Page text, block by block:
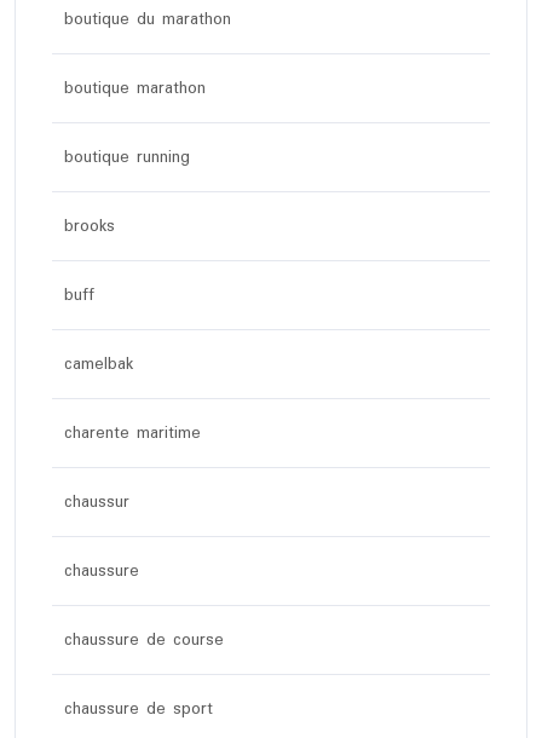
boutique du marathon
boutique marathon
boutique running
brooks
buff
camelbak
charente maritime
chaussur
chaussure
chaussure de course
chaussure de sport